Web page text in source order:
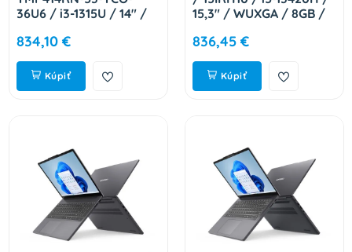
36U6 / i3-1315U / 14" /
512GB SSD / UHD /
W11P EDU / Blue / 2R
NX.B22EC.001
834,10 €
Kúpiť
15,3" / WUXGA / 8GB /
/ Cosmic Blue / 2R
83K101JVCK
836,45 €
Kúpiť